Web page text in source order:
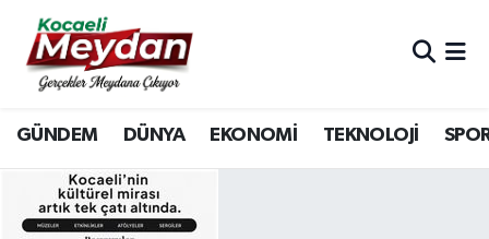
GÜNDEM DÜNYA EKONOMİ TEKNOLOJİ
Nöbetçi Eczaneler
Hava Durumu
Trafik Durumu